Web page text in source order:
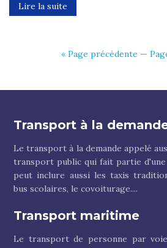
Lire la suite
« Page précédente —
Transport à la
Le transport à la demande appelé
transport public qui fait partie
peut inclure aussi les taxis
bus scolaires, le covoiturage....
Transport maritime
Le transport de personne par